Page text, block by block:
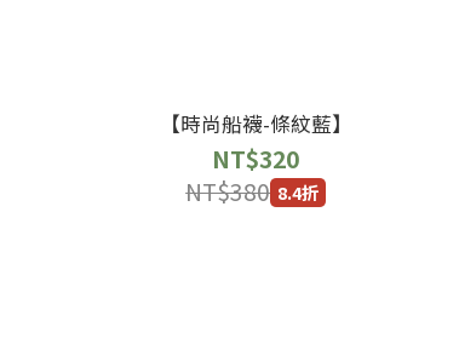
【時尚船襪-條紋藍】
NT$320
NT$380 8.4折